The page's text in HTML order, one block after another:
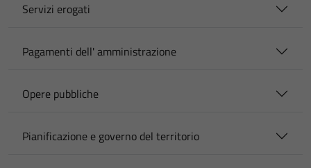
Servizi erogati
Pagamenti dell' amministrazione
Opere pubbliche
Pianificazione e governo del territorio